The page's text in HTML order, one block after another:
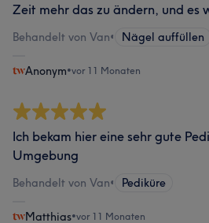
Zeit mehr das zu ändern, und es
Behandelt von Van• Nägel auffüllen
Anonym•vor 11 Monaten
Ich bekam hier eine sehr gute
Umgebung
Behandelt von Van• Pediküre
Matthias•vor 11 Monaten